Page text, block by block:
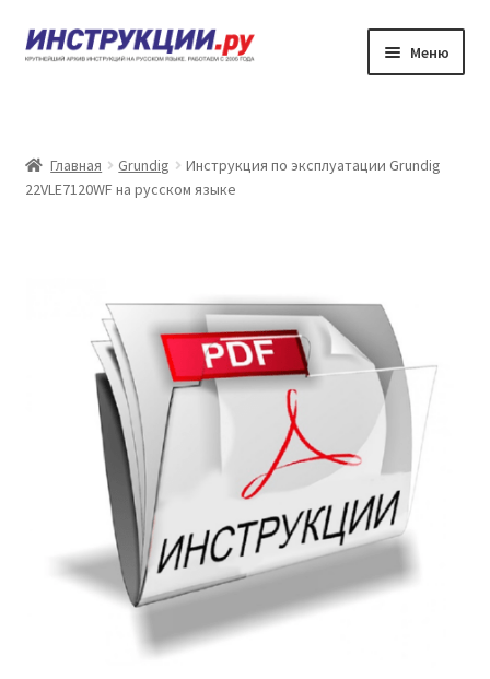
Перейти
к
Перейти
к
Меню
Каталог инструкций по эксплуатации
Контакты
Главная Grundig
Инструкция по эксплуатации Grundig
22VLE7120WF на русском языке